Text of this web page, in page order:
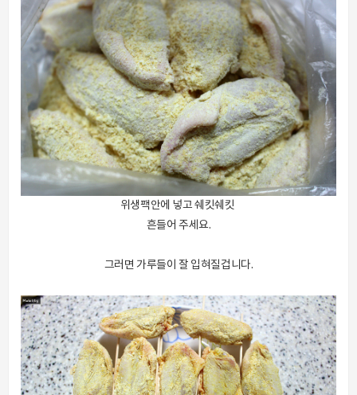
위생팩안에 넣고 쉐킷쉐킷
흔들어 주세요.
그러면 가루들이 잘 입혀질겁니다.